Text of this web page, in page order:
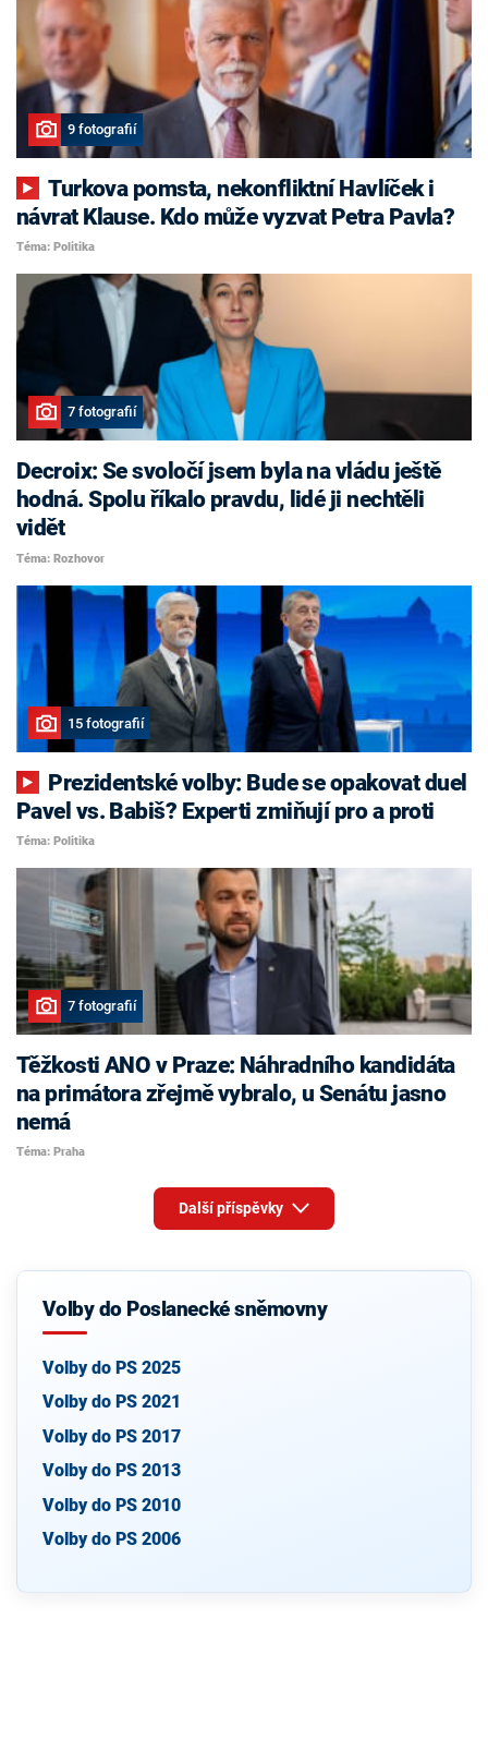
9 fotografií
Turkova pomsta, nekonfliktní Havlíček i
návrat Klause. Kdo může vyzvat Petra Pavla?
Téma: Politika
7 fotografií
Decroix: Se svoločí jsem byla na vládu ještě
hodná. Spolu říkalo pravdu, lidé ji nechtěli
vidět
Téma: Rozhovor
15 fotografií
Pavel vs. Babiš? Experti zmiňují pro a proti
Téma: Politika
7 fotografií
Těžkosti ANO v Praze: Náhradního kandidáta
na primátora zřejmě vybralo, u Senátu jasno
nemá
Téma: Praha
Další příspěvky
Volby do Poslanecké sněmovny
Volby do PS 2025
Volby do PS 2021
Volby do PS 2017
Volby do PS 2013
Volby do PS 2010
Volby do PS 2006